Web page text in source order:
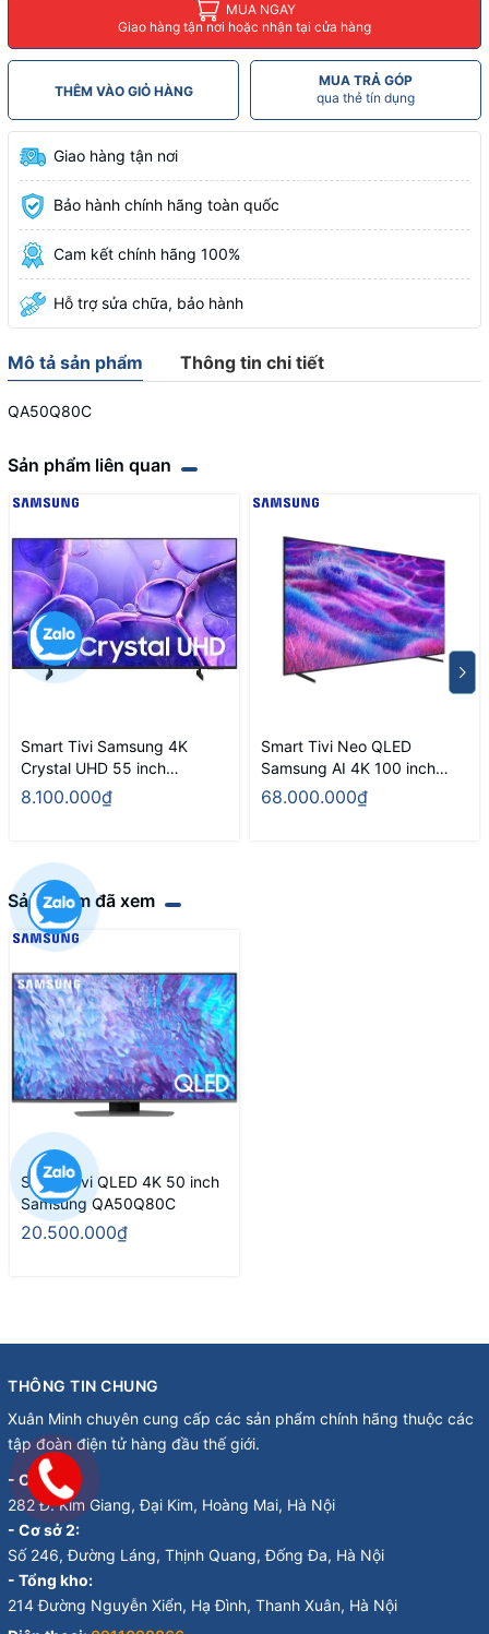
MUA NGAY
Giao hàng tận nơi hoặc nhận tại cửa hàng
THÊM VÀO GIỎ HÀNG
MUA TRẢ GÓP
qua thẻ tín dụng
Giao hàng tận nơi
Bảo hành chính hãng toàn quốc
Cam kết chính hãng 100%
Hỗ trợ sửa chữa, bảo hành
Mô tả sản phẩm Thông tin chi tiết
QA50Q80C
Sản phẩm liên quan
Smart Tivi Samsung 4K
Crystal UHD 55 inch
UA55U8000FKXXV
8.100.000₫
Smart Tivi Neo QLED
Samsung AI 4K 100 inch
QA100QN80F
68.000.000₫
Sản phẩm đã xem
Smart Tivi QLED 4K 50 inch
Samsung QA50Q80C
20.500.000₫
THÔNG TIN CHUNG
Xuân Minh chuyên cung cấp các sản phẩm chính hãng thuộc các
tập đoàn điện tử hàng đầu thế giới.
- Cơ sở 1:
282 Đ. Kim Giang, Đại Kim, Hoàng Mai, Hà Nội
- Cơ sở 2:
Số 246, Đường Láng, Thịnh Quang, Đống Đa, Hà Nội
- Tổng kho:
214 Đường Nguyễn Xiển, Hạ Đình, Thanh Xuân, Hà Nội